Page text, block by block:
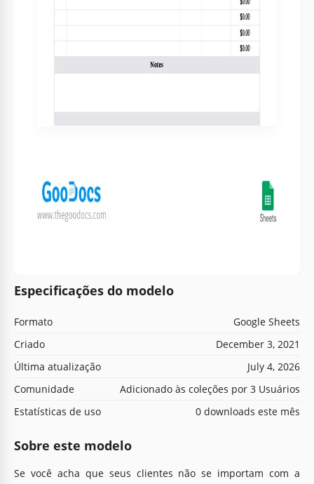
Especificações do modelo
Formato
Google Sheets
Criado
December 3, 2021
Última atualização
July 4, 2026
Comunidade
Adicionado às coleções por 3 Usuários
Estatísticas de uso
0 downloads este mês
Sobre este modelo
Se você acha que seus clientes não se importam com a